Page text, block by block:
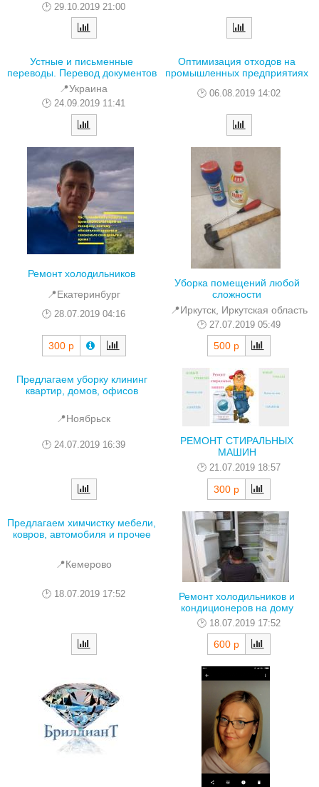
29.10.2019 21:00
Устные и письменные
переводы. Перевод документов
📍Украина
24.09.2019 11:41
Оптимизация отходов на
промышленных предприятиях
06.08.2019 14:02
Ремонт холодильников
📍Екатеринбург
28.07.2019 04:16
300 р
Уборка помещений любой
сложности
📍Иркутск, Иркутская область
27.07.2019 05:49
500 р
Предлагаем уборку клининг
квартир, домов, офисов
📍Ноябрьск
24.07.2019 16:39
РЕМОНТ СТИРАЛЬНЫХ
МАШИН
21.07.2019 18:57
300 р
Предлагаем химчистку мебели,
ковров, автомобиля и прочее
📍Кемерово
18.07.2019 17:52
Ремонт холодильников и
кондиционеров на дому
18.07.2019 17:52
600 р